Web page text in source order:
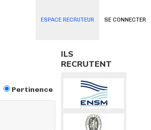
SE CONNECTER
ESPACE RECRUTEUR
Pertinence
ILS
RECRUTENT